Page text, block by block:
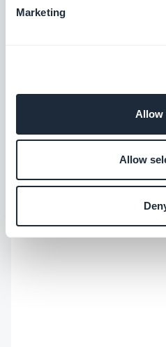
Marketing
Allow
Allow
pregunta, una idea o